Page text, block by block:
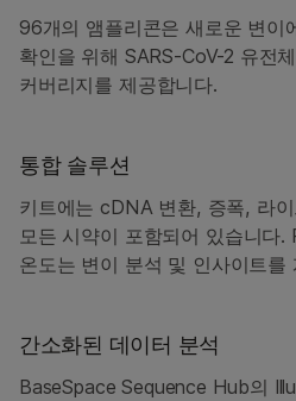
96개의 앰플리콘은 새로운 변이
확인을 위해 SARS-CoV-2 유전
커버리지를 제공합니다.
통합 솔루션
키트에는 cDNA 변환, 증폭, 라
모든 시약이 포함되어 있습니다.
온도는 변이 분석 및 인사이트를
간소화된 데이터 분석
BaseSpace Sequence Hub의